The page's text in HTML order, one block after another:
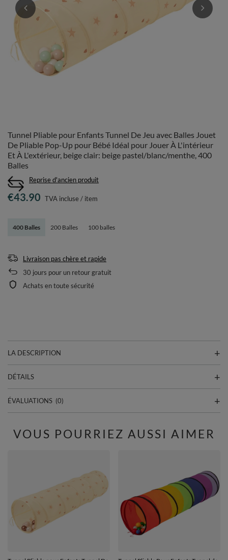
Tunnel Pliable pour Enfants Tunnel De Jeu avec Balles Jouet
De Pliable Pop-Up pour Bébé Idéal pour Jouer À L'intérieur
Et À L'extérieur, beige clair: beige pastel/blanc/menthe, 400
Balles
Reprise d'ancien produit
400 Balles 200 Balles 100 balles
€43.90 TVA incluse/ item
Livraison pas chère et rapide
30 jours pour un retour gratuit
Achats en toute sécurité
LA DESCRIPTION
DÉTAILS
ÉVALUATIONS (0)
VOUS POURRIEZ AUSSI AIMER